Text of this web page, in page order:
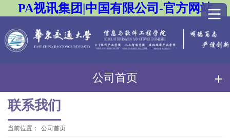
PA视讯集团|中国有限公司-官方网站
公司首页
联系我们
当前位置： 公司首页